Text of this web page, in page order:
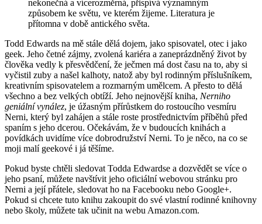
nekonečná a vícerozměrná, přispívá významným
způsobem ke světu, ve kterém žijeme. Literatura je
přítomna v době antického světa.
Todd Edwards na mě stále dělá dojem, jako spisovatel, otec i jako
geek. Jeho četné zájmy, zvolená kariéra a zaneprázdněný život by
člověka vedly k přesvědčení, že ječmen má dost času na to, aby si
vyčistil zuby a našel kalhoty, natož aby byl rodinným příslušníkem,
kreativním spisovatelem a rozmarným umělcem. A přesto to dělá
všechno a bez velkých obtíží. Jeho nejnovější kniha, Nerniho
geniální vynález, je úžasným přírůstkem do rostoucího vesmíru
Nerni, který byl zahájen a stále roste prostřednictvím příběhů před
spaním s jeho dcerou. Očekávám, že v budoucích knihách a
povídkách uvidíme více dobrodružství Nerni. To je něco, na co se
moji malí geekové i já těšíme.
Pokud byste chtěli sledovat Todda Edwardse a dozvědět se více o
jeho psaní, můžete navštívit jeho oficiální webovou stránku pro
Nerni a její přátele, sledovat ho na Facebooku nebo Google+.
Pokud si chcete tuto knihu zakoupit do své vlastní rodinné knihovny
nebo školy, můžete tak učinit na webu Amazon.com.